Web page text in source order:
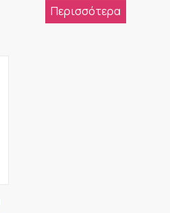
Περισσότερα